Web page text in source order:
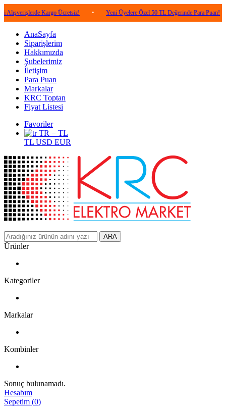
Kargo Ücretsiz! • Yeni Üyelere Özel 50 TL Değerinde Para Puan! •
AnaSayfa
Siparişlerim
Hakkımızda
Şubelerimiz
İletişim
Para Puan
Markalar
KRC Toptan
Fiyat Listesi
Favoriler
TR − TL
TL USD EUR
ARA
Ürünler
Kategoriler
Markalar
Kombinler
Sonuç bulunamadı.
Hesabım
Sepetim (0)